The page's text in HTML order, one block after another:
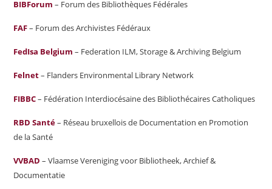
BIBForum – Forum des Bibliothèques Fédérales
FAF– Forum des Archivistes Fédéraux
FedIsa Belgium – Federation ILM, Storage & Archiving Belgium
Felnet– Flanders Environmental Library Network
FIBBC– Fédération Interdiocésaine des Bibliothécaires Catholiques
RBD Santé– Réseau bruxellois de Documentation en Promotion
de la Santé
VVBAD – Vlaamse Vereniging voor Bibliotheek, Archief &
Documentatie